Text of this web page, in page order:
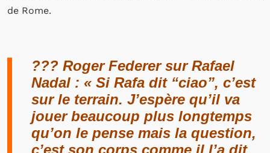
de Rome.
???️ Roger Federer sur Rafael
Nadal : « Si Rafa dit “ciao”, c’est
sur le terrain. J’espère qu’il va
jouer beaucoup plus longtemps
qu’on le pense mais la question,
c’est son corps comme il l’a dit